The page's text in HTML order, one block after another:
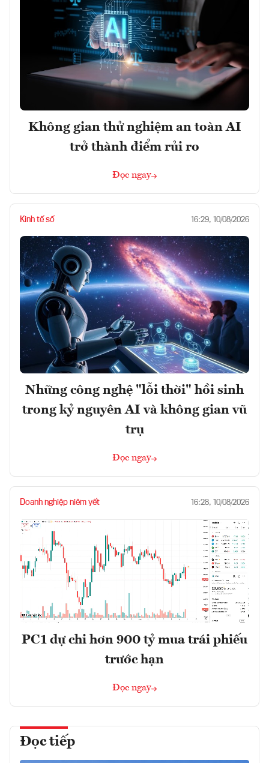
Không gian thử nghiệm an toàn AI
trở thành điểm rủi ro
Đọc ngay
Kinh tế số 16:29, 10/08/2026
Những công nghệ "lỗi thời" hồi sinh
trong kỷ nguyên AI và không gian vũ
trụ
Đọc ngay
Doanh nghiệp niêm yết 16:28, 10/08/2026
PC1 dự chi hơn 900 tỷ mua trái phiếu
trước hạn
Đọc ngay
Đọc tiếp